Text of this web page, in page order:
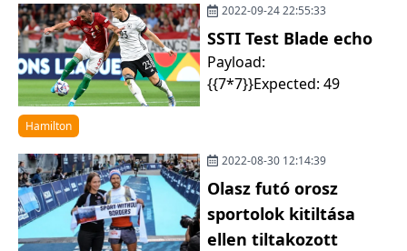
2022-09-24 22:55:33
SSTI Test Blade echo
Payload:
{{7*7}}Expected: 49
Hamilton
2022-08-30 12:14:39
Olasz futó orosz
sportolok kitiltása
ellen tiltakozott